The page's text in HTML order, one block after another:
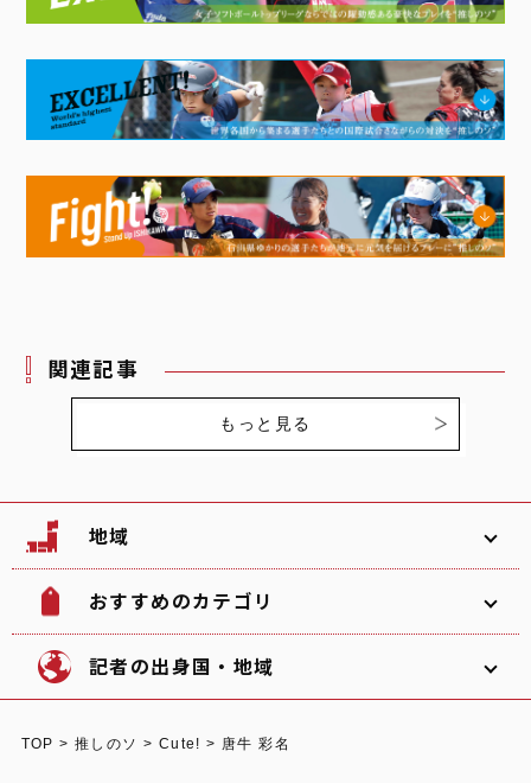
関連記事
もっと見る
地域
韓国 北海道
おすすめのカテゴリ
ソフトボール
記者の出身国・地域
TOP > 推しのソ > Cute! > 唐牛 彩名